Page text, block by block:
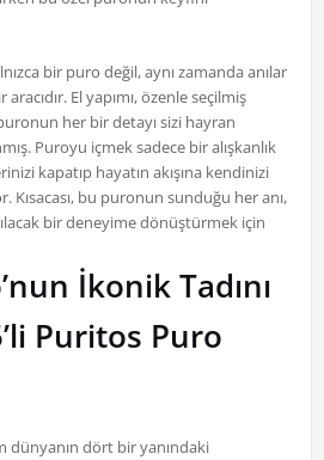
bir puro değil, aynı zamanda anılar
El yapımı, özenle seçilmiş
her bir detayı sizi hayran
Puroyu içmek sadece bir alışkanlık
kapatıp hayatın akışına kendinizi
Kısacası, bu puronun sunduğu her anı,
bir deneyime dönüştürmek için
İkonik Tadını
Puritos Puro
dünyanın dört bir yanındaki